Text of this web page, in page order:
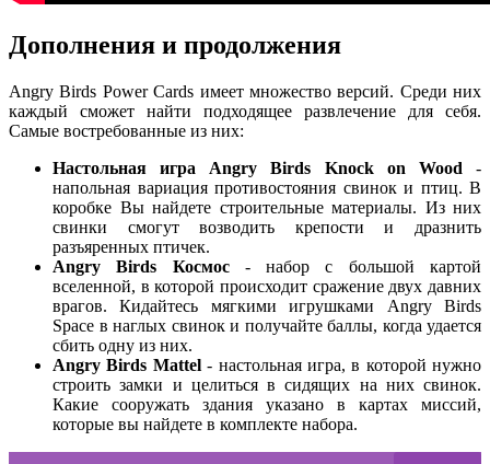
Дополнения и продолжения
Angry Birds Power Cards имеет множество версий. Среди них
каждый сможет найти подходящее развлечение для себя.
Самые востребованные из них:
Настольная игра Angry Birds Knock on Wood -
напольная вариация противостояния свинок и птиц. В
коробке Вы найдете строительные материалы. Из них
свинки смогут возводить крепости и дразнить
разъяренных птичек.
Angry Birds Космос- набор с большой картой
вселенной, в которой происходит сражение двух давних
врагов. Кидайтесь мягкими игрушками Angry Birds
Space в наглых свинок и получайте баллы, когда удается
сбить одну из них.
Angry Birds Mattel- настольная игра, в которой нужно
строить замки и целиться в сидящих на них свинок.
Какие сооружать здания указано в картах миссий,
которые вы найдете в комплекте набора.